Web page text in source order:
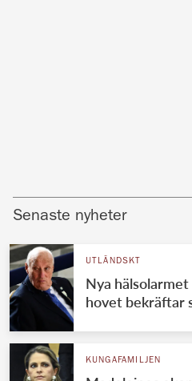
Senaste nyheter
UTLÄNDSKT
Nya
hovet bekräftar
KUNGAFAMILJEN